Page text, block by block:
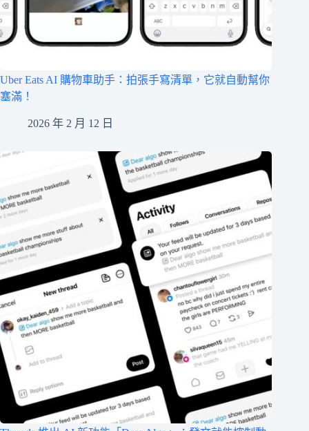
Uber Eats AI 購物車助手：拍張手寫清單，它就自動幫你
塞滿！
2026 年 2 月 12 日